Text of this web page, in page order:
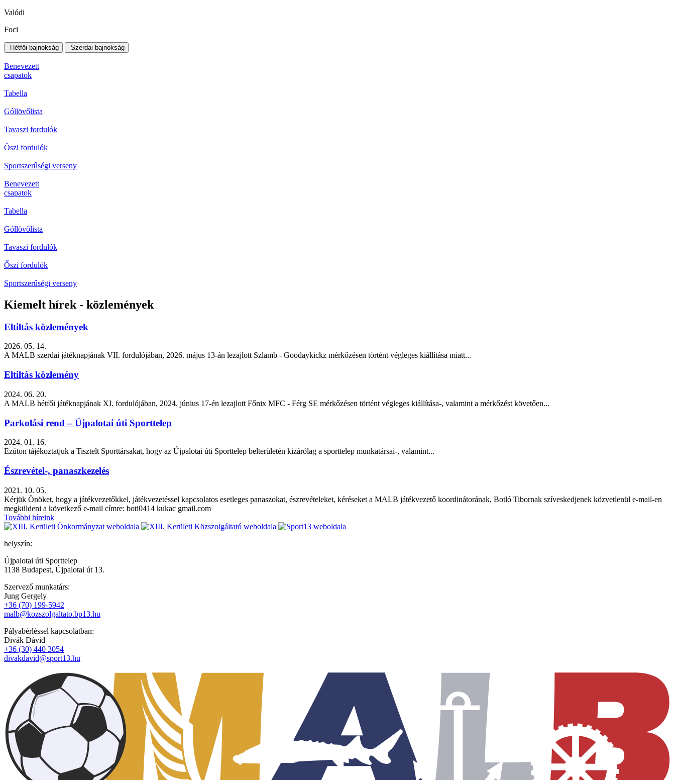
Valódi
Foci
Hétfői bajnokság Szerdai bajnokság
Benevezett
csapatok
Tabella
Góllövőlista
Tavaszi fordulók
Őszi fordulók
Sportszerűségi verseny
Benevezett
csapatok
Tabella
Góllövőlista
Tavaszi fordulók
Őszi fordulók
Sportszerűségi verseny
Kiemelt hírek - közlemények
Eltiltás közlemények
2026. 05. 14.
A MALB szerdai játéknapjának VII. fordulójában, 2026. május 13-án lezajlott Szlamb - Goodaykickz mérkőzésen történt végleges kiállítása miatt...
Eltiltás közlemény
2024. 06. 20.
A MALB hétfői játéknapjának XI. fordulójában, 2024. június 17-én lezajlott Főnix MFC - Férg SE mérkőzésen történt végleges kiállítása-, valamint a mérkőzést követően...
Parkolási rend – Újpalotai úti Sporttelep
2024. 01. 16.
Ezúton tájékoztatjuk a Tisztelt Sporttársakat, hogy az Újpalotai úti Sporttelep belterületén kizárólag a sporttelep munkatársai-, valamint...
Észrevétel-, panaszkezelés
2021. 10. 05.
Kérjük Önöket, hogy a játékvezetőkkel, játékvezetéssel kapcsolatos esetleges panaszokat, észrevételeket, kéréseket a MALB játékvezető koordinátorának, Botló Tibornak szíveskedjenek közvetlenül e-mail-en
megküldeni a következő e-mail címre: boti0414 kukac gmail.com
További híreink
helyszín:
Újpalotai úti Sporttelep
1138 Budapest, Újpalotai út 13.
Szervező munkatárs:
Jung Gergely
+36 (70) 199-5942
malb@kozszolgaltato.bp13.hu
Pályabérléssel kapcsolatban:
Divák Dávid
+36 (30) 440 3054
divakdavid@sport13.hu